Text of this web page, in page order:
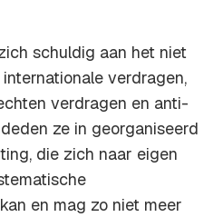
schuldig aan het niet
verdragen,
verdragen en anti-
ze in georganiseerd
die zich naar eigen
en mag zo niet meer